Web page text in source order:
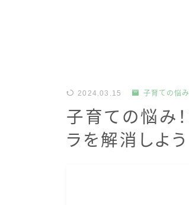
2024.03.15 子育ての悩み
子育ての悩み
ラを解消しよう